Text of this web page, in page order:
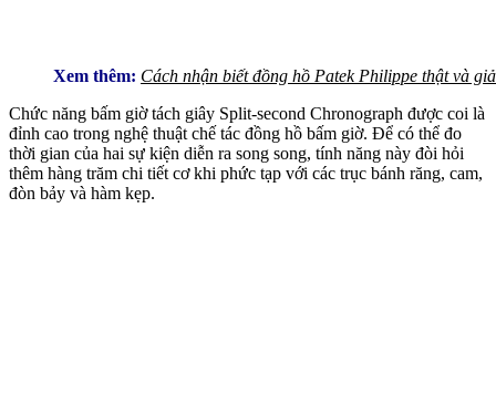
Xem thêm: Cách nhận biết đồng hồ Patek Philippe thật và giả
Chức năng bấm giờ tách giây Split-second Chronograph được coi là
đỉnh cao trong nghệ thuật chế tác đồng hồ bấm giờ. Để có thể đo
thời gian của hai sự kiện diễn ra song song, tính năng này đòi hỏi
thêm hàng trăm chi tiết cơ khi phức tạp với các trục bánh răng, cam,
đòn bảy và hàm kẹp.